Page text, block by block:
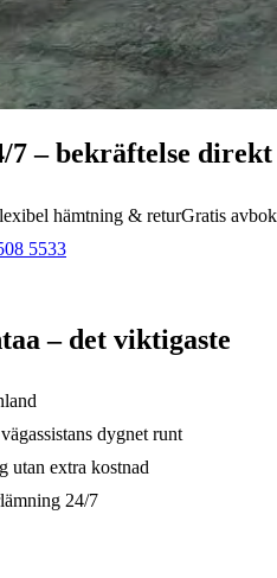
7– bekräftelse direkt
hämtning & returGratis
5533
– det viktigaste
dygnet runt
utan extra kostnad
24/7